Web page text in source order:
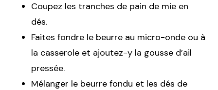
Coupez les tranches de pain de mie en
dés.
Faites fondre le beurre au micro-onde ou à
la casserole et ajoutez-y la gousse d’ail
pressée.
Mélanger le beurre fondu et les dés de